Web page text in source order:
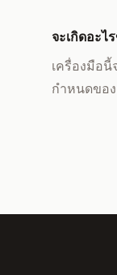
จะเกิดอะ
เครื่องมือ
กำหนดขอ